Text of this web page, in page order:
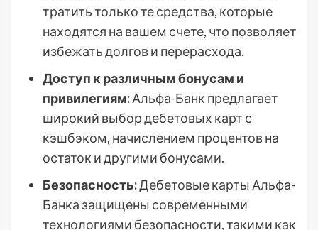
тратить только те средства, которые
находятся на вашем счете, что позволяет
избежать долгов и перерасхода.
Доступ к различным бонусам и
привилегиям:Альфа-Банк предлагает
широкий выбор дебетовых карт с
кэшбэком, начислением процентов на
остаток и другими бонусами.
Безопасность:Дебетовые карты Альфа-
Банка защищены современными
технологиями безопасности, такими как